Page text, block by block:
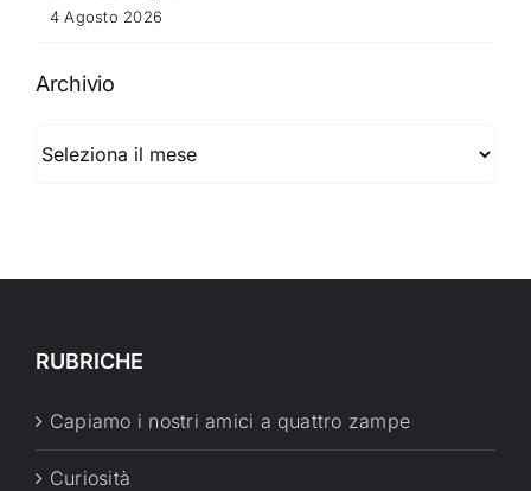
4 Agosto 2026
Archivio
RUBRICHE
Capiamo i nostri amici a quattro zampe
Curiosità